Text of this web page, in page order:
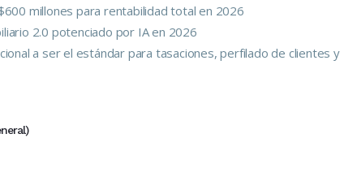
millones para rentabilidad total en 2026
2.0 potenciado por IA en 2026
a ser el estándar para tasaciones, perfilado de clientes y